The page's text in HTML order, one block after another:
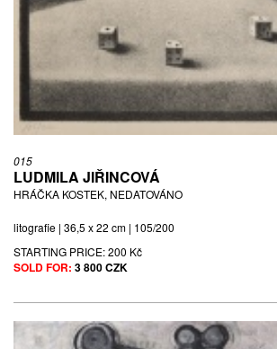
015
LUDMILA JIŘINCOVÁ
HRÁČKA KOSTEK, NEDATOVÁNO
litografie | 36,5 x 22 cm | 105/200
STARTING PRICE:200 Kč
SOLD FOR: 3 800 CZK